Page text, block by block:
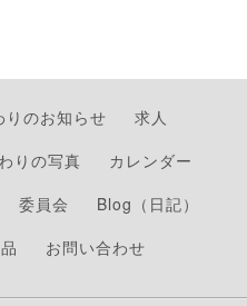
りのお知らせ
求人
りの写真
カレンダー
委員会
Blog（日記）
お問い合わせ